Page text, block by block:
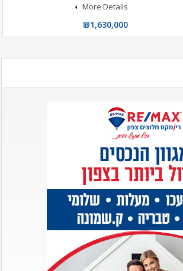
More Details
₪1,630,000